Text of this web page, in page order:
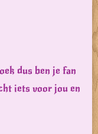
dus ben je fan
iets voor jou en